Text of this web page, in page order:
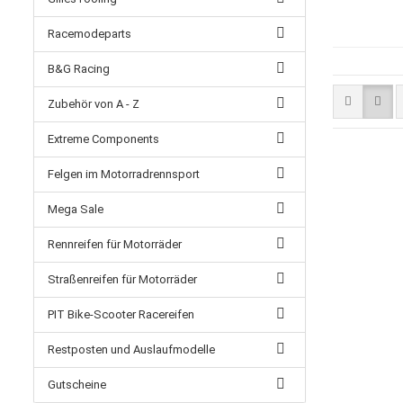
Racemodeparts
B&G Racing
Zubehör von A - Z
Extreme Components
Felgen im Motorradrennsport
Mega Sale
Rennreifen für Motorräder
Straßenreifen für Motorräder
PIT Bike-Scooter Racereifen
Restposten und Auslaufmodelle
Gutscheine